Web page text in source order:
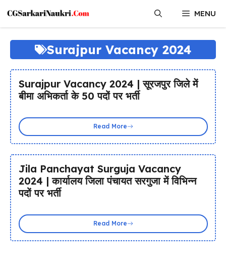
content
MENU
Surajpur Vacancy 2024
Surajpur Vacancy 2024 | सूरजपुर जिले में
बीमा अभिकर्ता के 50 पदों पर भर्ती
Read More
Jila Panchayat Surguja Vacancy
2024 | कार्यालय जिला पंचायत सरगुजा में विभिन्न
पदों पर भर्ती
Read More